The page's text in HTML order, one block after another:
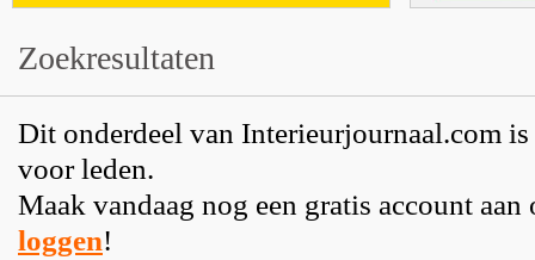
Zoekresultaten
Dit onderdeel van Interieurjournaal.com
voor leden.
Maak vandaag nog een gratis account
loggen!